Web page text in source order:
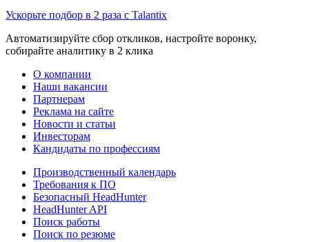
Ускорьте подбор в 2 раза с Talantix
Автоматизируйте сбор откликов, настройте воронку,
собирайте аналитику в 2 клика
О компании
Наши вакансии
Партнерам
Реклама на сайте
Новости и статьи
Инвесторам
Кандидаты по профессиям
Производственный календарь
Требования к ПО
Безопасный HeadHunter
HeadHunter API
Поиск работы
Поиск по резюме